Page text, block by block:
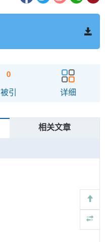
0
被引 详细
相关文章